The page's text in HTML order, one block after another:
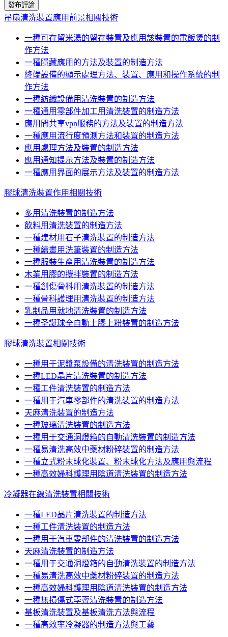
發布評論
吊扇清洗裝置應用前景相關技術
一種可存留米湯的留存裝置及應用該裝置的電飯煲的制
作方法
一種隱藏應用的方法及裝置的制造方法
終端設備的顯示處理方法、裝置、應用和操作系統的制
作方法
一種紡織設備用清洗裝置的制造方法
一種通用零部件加工用清洗裝置的制造方法
應用間共享vpn服務的方法及裝置的制造方法
一種應用流行度預測方法和裝置的制造方法
應用處理方法及裝置的制造方法
應用通知提示方法及裝置的制造方法
一種應用界面的展示方法及裝置的制造方法
膠球清洗裝置作用相關技術
多用清洗裝置的制造方法
飲料用清洗裝置的制造方法
一種建材用石子清洗裝置的制造方法
一種繪畫用洗筆裝置的制造方法
一種服裝生產用清洗裝置的制造方法
木業用膠的攪拌裝置的制造方法
一種創傷骨科用清洗裝置的制造方法
一種骨科護理用清洗裝置的制造方法
乳制品用就地清洗裝置的制造方法
一種圣誕球全自動上膠上粉裝置的制造方法
膠球清洗裝置相關技術
一種用于泥漿泵設備的清洗裝置的制造方法
一種LED晶片清洗裝置的制造方法
一種工件清洗裝置的制造方法
一種用于汽車零部件的清洗裝置的制造方法
天麻清洗裝置的制造方法
一種玻璃清洗裝置的制造方法
一種用于交通洞燈箱的自動清洗裝置的制造方法
一種易清洗高效中藥材粉碎裝置的制造方法
一種立式粉末球化裝置、粉末球化方法及應用與流程
一種高效婦科護理用陰道清洗裝置的制造方法
冷凝器在線清洗裝置相關技術
一種LED晶片清洗裝置的制造方法
一種工件清洗裝置的制造方法
一種用于汽車零部件的清洗裝置的制造方法
天麻清洗裝置的制造方法
一種用于交通洞燈箱的自動清洗裝置的制造方法
一種易清洗高效中藥材粉碎裝置的制造方法
一種高效婦科護理用陰道清洗裝置的制造方法
一種無損傷式荸薺清洗裝置的制造方法
基板清洗裝置及基板清洗方法與流程
一種高效率冷凝器的制造方法與工藝